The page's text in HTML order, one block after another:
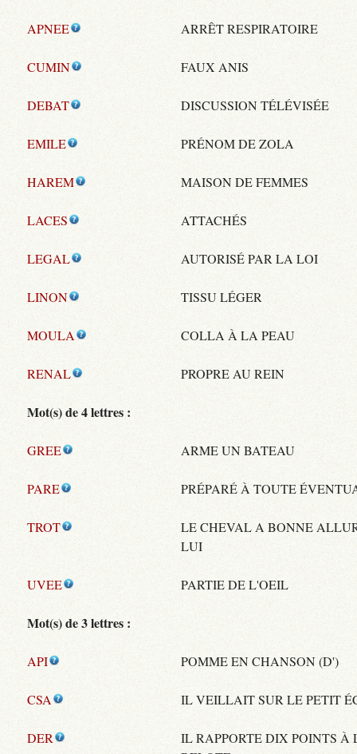
APNEE ARRÊT RESPIRATOIRE
CUMIN FAUX ANIS
DEBAT DISCUSSION TÉLÉVISÉE
EMILE PRÉNOM DE ZOLA
HAREM MAISON DE FEMMES
LACES ATTACHÉS
LEGAL AUTORISÉ PAR LA LOI
LINON TISSU LÉGER
MOULA COLLA À LA PEAU
RENAL PROPRE AU REIN
Mot(s) de 4 lettres :
GREE ARME UN BATEAU
PARE PRÉPARÉ À TOUTE
TROT
LE CHEVAL A BONNE
LUI
UVEE PARTIE DE L'OEIL
Mot(s) de 3 lettres :
API POMME EN CHANSON (D')
CSA IL VEILLAIT SUR LE PETIT
DER
IL RAPPORTE DIX POINTS À